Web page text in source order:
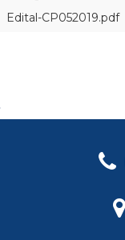
Edital-CP052019.pdf